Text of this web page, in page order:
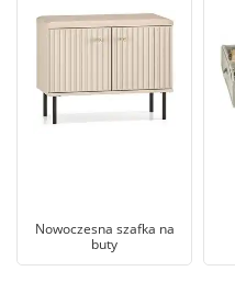
Nowoczesna szafka na
buty